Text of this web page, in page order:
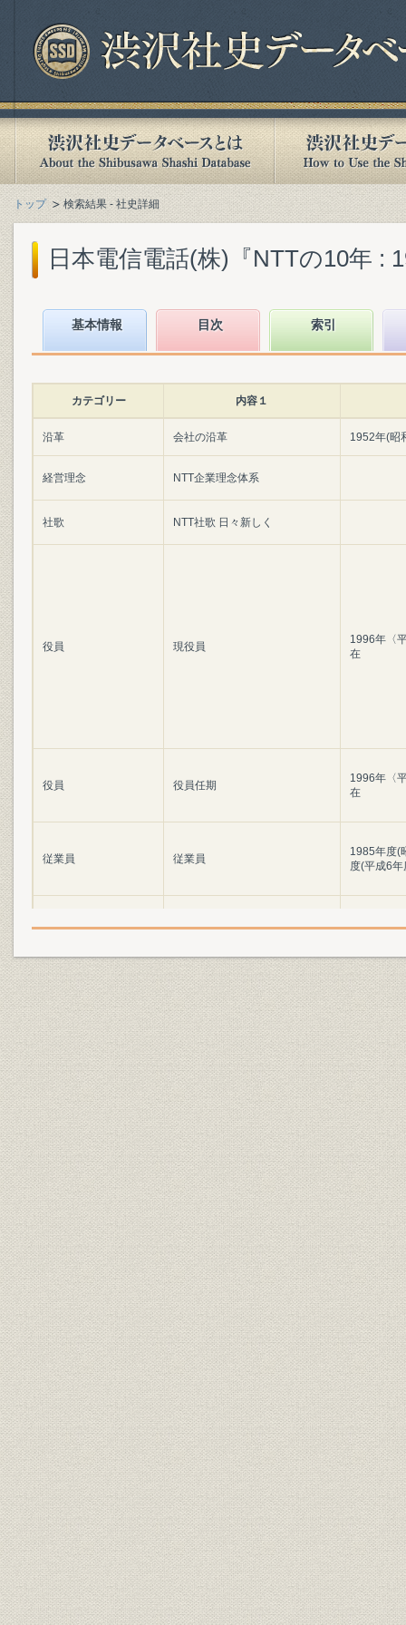
トップ 検索結果 - 社史詳細
日本電信電話(株)『NTTの10年 :
基本情報 目次 索引
カテゴリー 内容１
沿革 会社の沿革 1952年(昭
経営理念 NTT企業理念体系
社歌 NTT社歌 日々新しく
役員 現役員
1996年〈
在
役員 役員任期
1996年〈
在
従業員 従業員
1985年度(
度(平成6年
組織 組織の変遷
1985年〈
~1993年
組織 現行組織
1995年〈
在
事業所 拠点数の推移
ピーク時
平成6年度
事業所 拠点数//支店〔旧電報電話局〕
1984年度
年度末
事業所
拠点数//機械保守機能〔交換機の
有人拠点〕
1983年度
度末
事業所 拠点数//番号案内業務
1959年度
度末
事業所 拠点数//電報業務
1970年度
度末
事業所 事業所
1995年〈
在
株式
政府保有株式の売却//株式売却数
の推移
1985年度
平成6年度